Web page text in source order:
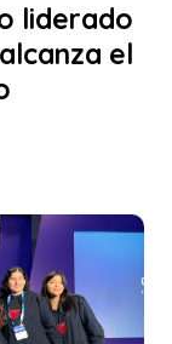
liderado
el